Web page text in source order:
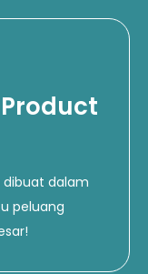
dibuat dalam
peluang